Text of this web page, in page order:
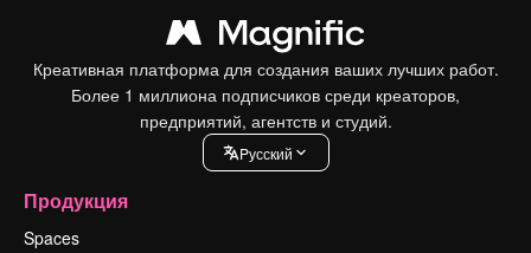
Креативная платформа для создания ваших лучших работ.
Более 1 миллиона подписчиков среди креаторов,
предприятий, агентств и студий.
Pусский
Продукция
Spaces